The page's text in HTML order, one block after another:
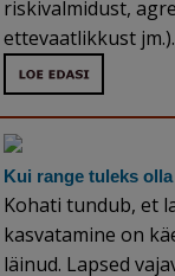
riskivalmidust,
ettevaatlikkust
Kui range tuleks
Kohati tundub, et
kasvatamine on
läinud. Lapsed